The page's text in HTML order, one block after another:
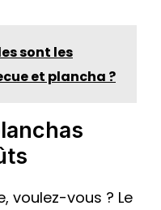
sont les
et plancha ?
voulez-vous ? Le